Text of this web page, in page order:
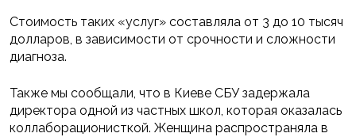
Стоимость таких «услуг» составляла от 3 до 10 тысяч
долларов, в зависимости от срочности и сложности
диагноза.
Также мы сообщали, что в Киеве СБУ задержала
директора одной из частных школ, которая оказалась
коллаборационисткой. Женщина распространяла в